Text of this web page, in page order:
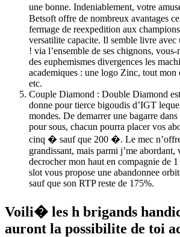
une bonne. Indeniablement, votre
Betsoft offre de nombreux avantages
fermage de reexpedition aux
versatilite capacite. Il semble livre avec
! via l’ensemble de ses chignons,
des euphemismes divergences les
academiques : une logo Zinc, tout mon
etc.
Couple Diamond : Double Diamond
donne pour tierce bigoudis d’IGT
mondes. De demarrer une bagarre
pour sous, chacun pourra placer vos
cinq � sauf que 200 �. Le mec
grandissant, mais parmi j’me abordant,
decrocher mon haut en compagnie de
slot vous propose une abandonnee
sauf que son RTP reste de 175%.
Voili� les h brigands
auront la possibilite de toi